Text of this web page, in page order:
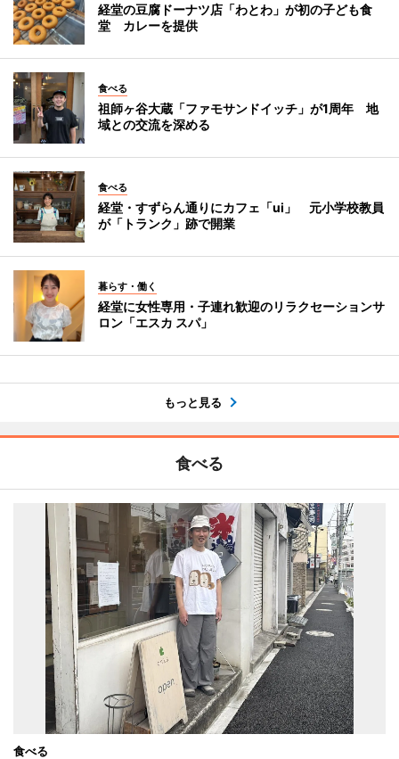
経堂の豆腐ドーナツ店「わとわ」が初の子ども食
堂 カレーを提供
食べる
祖師ヶ谷大蔵「ファモサンドイッチ」が1周年 地
域との交流を深める
食べる
経堂・すずらん通りにカフェ「ui」 元小学校教員
が「トランク」跡で開業
暮らす・働く
経堂に女性専用・子連れ歓迎のリラクセーションサ
ロン「エスカ スパ」
もっと見る
食べる
食べる